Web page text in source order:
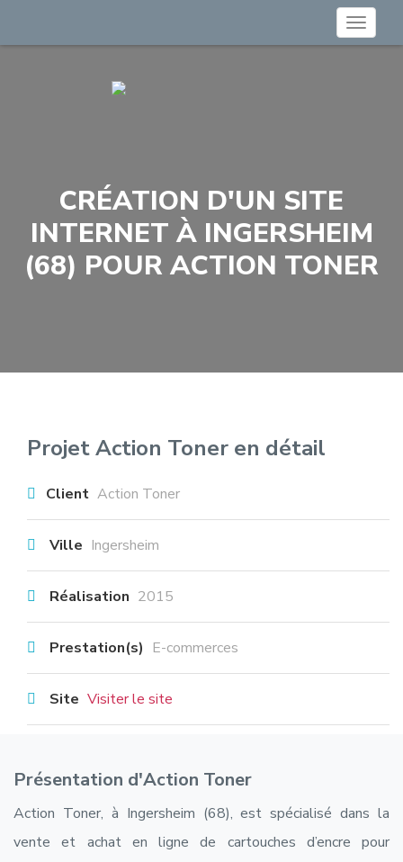
Toggle
CRÉATION D'UN SITE
INTERNET À INGERSHEIM
(68) POUR ACTION TONER
Projet Action Toner en détail
Client Action Toner
Ville Ingersheim
Réalisation 2015
Prestation(s) E-commerces
Site Visiter le site
Présentation d'Action Toner
Action Toner, à Ingersheim (68), est spécialisé dans la
vente et achat en ligne de cartouches d’encre pour